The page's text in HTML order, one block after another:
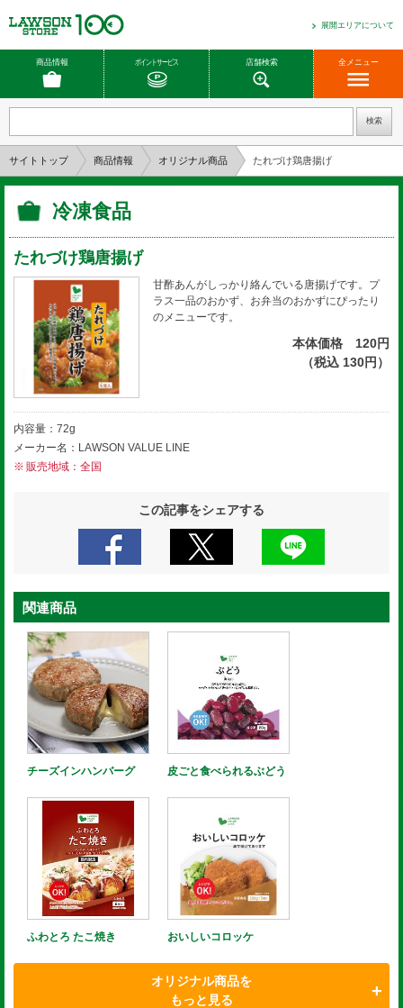
展開エリアについて
商品情報 ポイントサービス 店舗検索 全メニュー
サイトトップ 商品情報 オリジナル商品 たれづけ鶏唐揚げ
冷凍食品
たれづけ鶏唐揚げ
甘酢あんがしっかり絡んでいる唐揚げです。プ
ラス一品のおかず、お弁当のおかずにぴったり
のメニューです。
本体価格 120円
（税込 130円）
内容量：72g
メーカー名：LAWSON VALUE LINE
販売地域：全国
この記事をシェアする
関連商品
チーズインハンバーグ 皮ごと食べられるぶどう
ふわとろ たこ焼き おいしいコロッケ
オリジナル商品を
もっと見る